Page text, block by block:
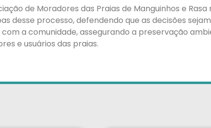
de Moradores das Praias de Manguinhos e
desse processo, defendendo que as decisões
a comunidade, assegurando a preservação
e usuários das praias.